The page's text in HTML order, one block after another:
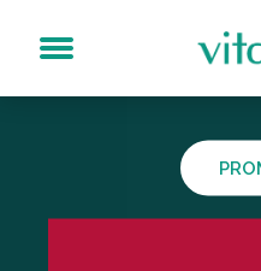
(Bigode Chinês)
Avaliação Online